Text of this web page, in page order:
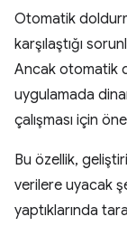
Otomatik
karşılaştığı
Ancak otomatik
uygulamada
çalışması için
Bu özellik,
verilere uyacak
yaptıklarında